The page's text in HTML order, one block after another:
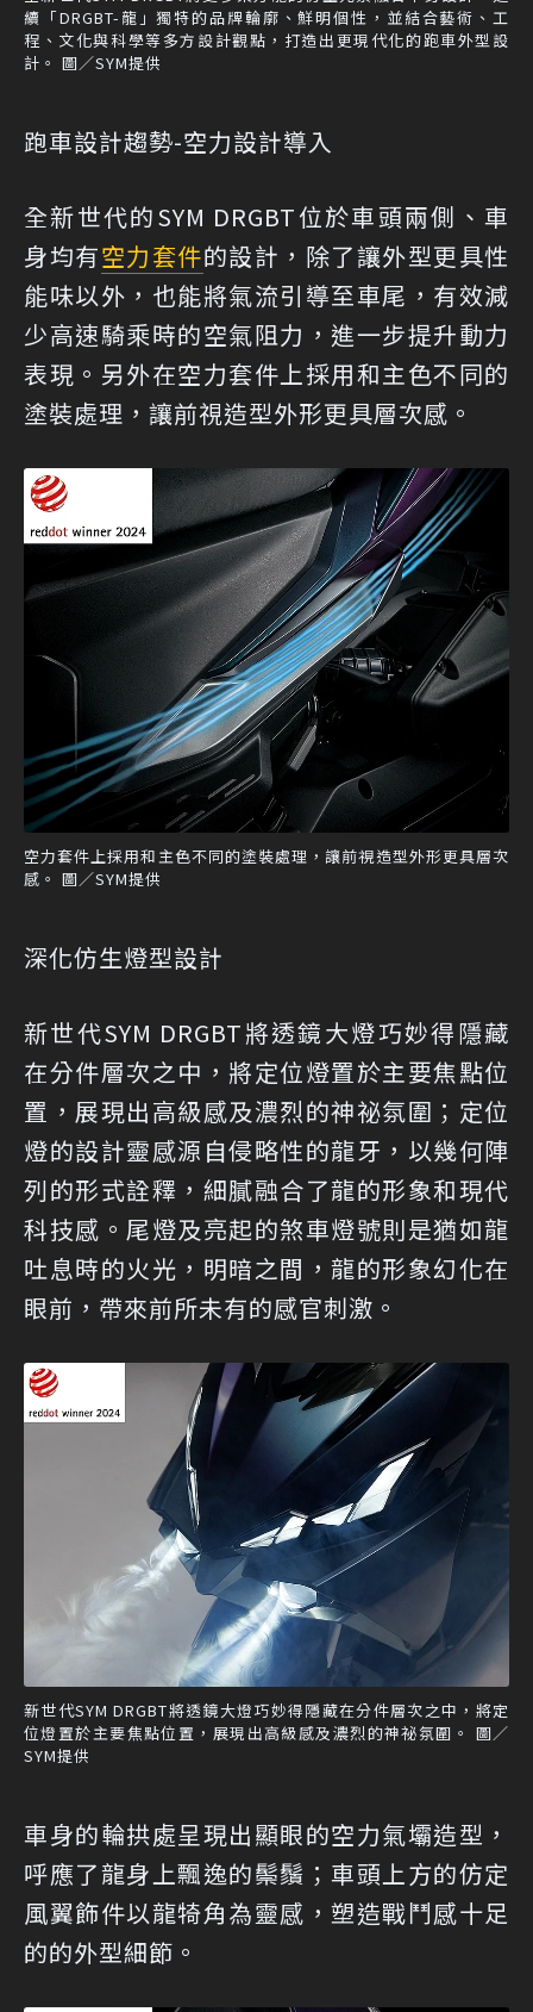
續「DRGBT-龍」獨特的品牌輪廓、鮮明個性，並結合藝術、工
程、文化與科學等多方設計觀點，打造出更現代化的跑車外型設
計。 圖／SYM提供
跑車設計趨勢-空力設計導入
全新世代的SYM DRGBT位於車頭兩側、車
身均有空力套件的設計，除了讓外型更具性
能味以外，也能將氣流引導至車尾，有效減
少高速騎乘時的空氣阻力，進一步提升動力
表現。另外在空力套件上採用和主色不同的
塗裝處理，讓前視造型外形更具層次感。
空力套件上採用和主色不同的塗裝處理，讓前視造型外形更具層次
感。 圖／SYM提供
深化仿生燈型設計
新世代SYM DRGBT將透鏡大燈巧妙得隱藏
在分件層次之中，將定位燈置於主要焦點位
置，展現出高級感及濃烈的神祕氛圍；定位
燈的設計靈感源自侵略性的龍牙，以幾何陣
列的形式詮釋，細膩融合了龍的形象和現代
科技感。尾燈及亮起的煞車燈號則是猶如龍
吐息時的火光，明暗之間，龍的形象幻化在
眼前，帶來前所未有的感官刺激。
新世代SYM DRGBT將透鏡大燈巧妙得隱藏在分件層次之中，將定
位燈置於主要焦點位置，展現出高級感及濃烈的神祕氛圍。 圖／
SYM提供
車身的輪拱處呈現出顯眼的空力氣壩造型，
呼應了龍身上飄逸的鬃鬚；車頭上方的仿定
風翼飾件以龍犄角為靈感，塑造戰鬥感十足
的的外型細節。